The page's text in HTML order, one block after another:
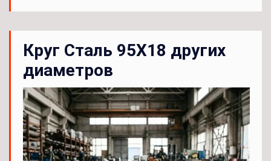
Круг Сталь 95Х18 других
диаметров